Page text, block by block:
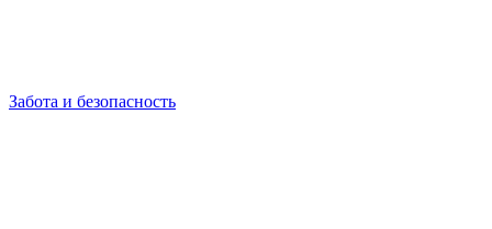
Забота и безопасность